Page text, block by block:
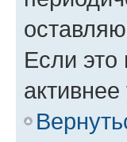
Если это